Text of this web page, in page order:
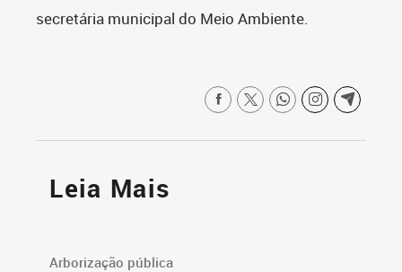
secretária municipal do Meio Ambiente.
Leia Mais
Arborização pública